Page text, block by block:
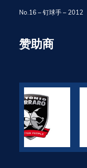
No.16 – 钉球手 – 2012
赞助商